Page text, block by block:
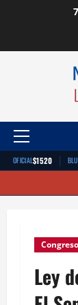
Menú
principal
OFICIAL$1520 |
Congreso
Ley